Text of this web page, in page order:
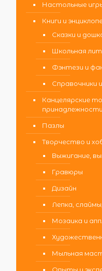
Настольные
Книги и
Сказки и
Школьная
Фэнтези и
Справочники
Канцелярские
принадлежности
Пазлы
Творчество и
Выжигание,
Гравюры
Дизайн
Лепка,
Мозаика и
Мыльная